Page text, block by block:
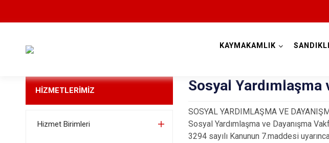
KAYMAKAMLIK SANDIKLI
HİZMETLERİMİZ
Hizmet Birimleri
Sosyal Yardımlaşma
SOSYAL YARDIMLAŞMA VE
Sosyal Yardımlaşma ve Dayanışma
3294 sayılı Kanunun 7.maddesi